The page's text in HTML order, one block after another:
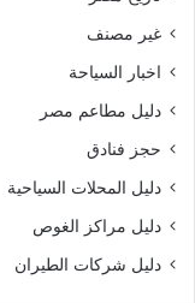
غير مصنف
اخبار السياحة
دليل مطاعم مصر
حجز فنادق
دليل المحلات السياحية
دليل مراكز الغوص
دليل شركات الطيران